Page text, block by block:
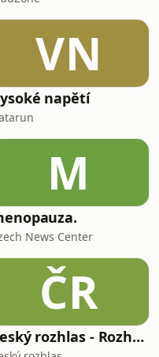
VN
napětí
M
News Center
ČR
Český rozhlas - Rozhovory